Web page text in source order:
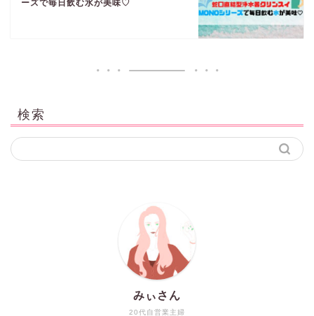
ーズで毎日飲む水が美味♡
検索
20代自営業主婦
みぃさん